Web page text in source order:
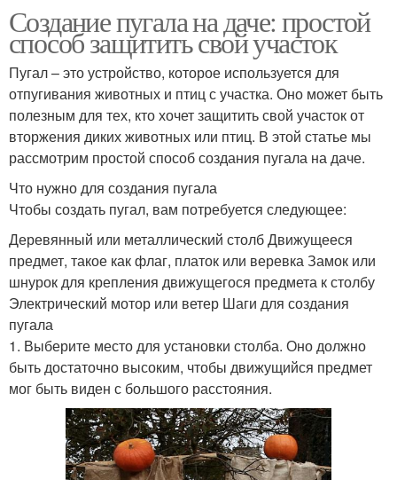
Создание пугала на даче: простой
способ защитить свой участок
Пугал – это устройство, которое используется для
отпугивания животных и птиц с участка. Оно может быть
полезным для тех, кто хочет защитить свой участок от
вторжения диких животных или птиц. В этой статье мы
рассмотрим простой способ создания пугала на даче.
Что нужно для создания пугала
Чтобы создать пугал, вам потребуется следующее:
Деревянный или металлический столб Движущееся
предмет, такое как флаг, платок или веревка Замок или
шнурок для крепления движущегося предмета к столбу
Электрический мотор или ветер Шаги для создания
пугала
1. Выберите место для установки столба. Оно должно
быть достаточно высоким, чтобы движущийся предмет
мог быть виден с большого расстояния.